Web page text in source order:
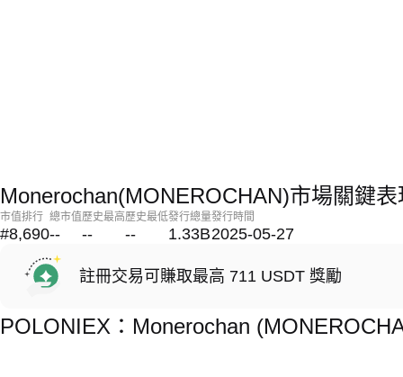
Monerochan(MONEROCHAN)市場關鍵表
市值排行
#8,690
總市值
--
歷史最高
--
歷史最低
--
發行總量
1.33B
發行時間
2025-05-27
註冊交易可賺取最高 711 USDT 獎勵
POLONIEX：Monerochan